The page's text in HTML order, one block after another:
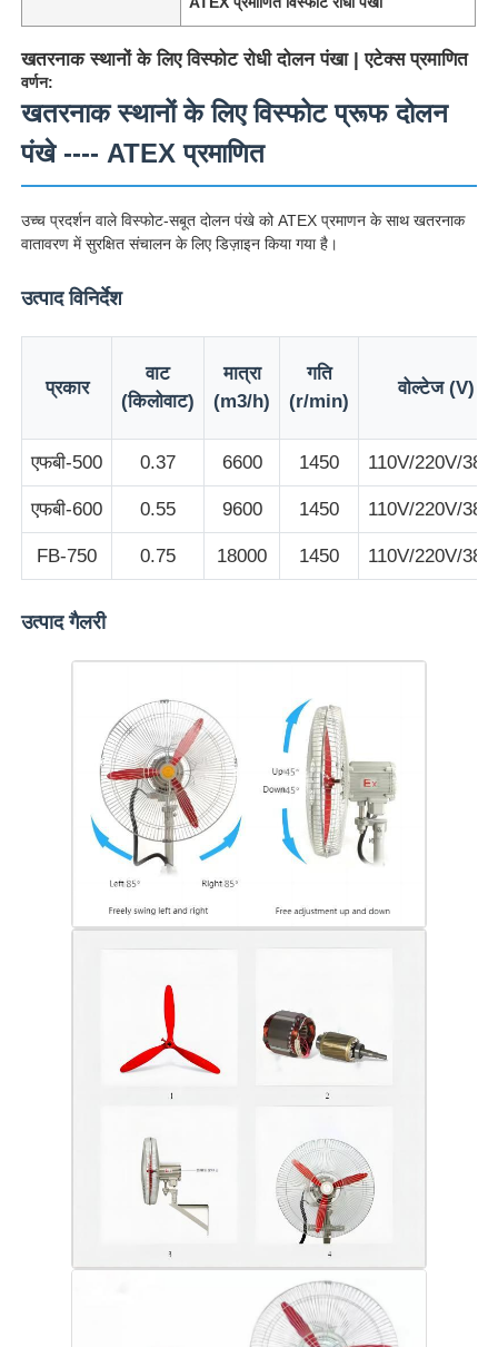
हमारे बारे में
फैक्टरी यात्रा
हमसे संपर्क करें
विस्फोट प्रूफ प्रकाश
विस्फोट रोधी अलार्म लाइट
खतरनाक स्थानों के लिए विस्फोट रोधी दोलन पंखा | एटेक्स प्रमाणित
वर्णन:
खतरनाक स्थानों के लिए विस्फोट प्रूफ दोलन
पंखे ---- ATEX प्रमाणित
उच्च प्रदर्शन वाले विस्फोट-सबूत दोलन पंखे को ATEX प्रमाणन के साथ खतरनाक
वातावरण में सुरक्षित संचालन के लिए डिज़ाइन किया गया है।
उत्पाद विनिर्देश
प्रकार
वाट
(किलोवाट)
मात्रा
(m3/h)
गति
(r/min)
वोल्टेज (V)
एफबी-500 0.37 6600 1450 110V/220V/
एफबी-600 0.55 9600 1450 110V/220V/
FB-750 0.75 18000 1450 110V/220V/
उत्पाद गैलरी